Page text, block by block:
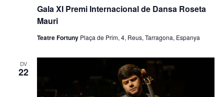
s
e
v
e
Gala XI Premi Internacional de Dansa Roseta
Mauri
Teatre Fortuny Plaça de Prim, 4, Reus, Tarragona, Espanya
DV
22